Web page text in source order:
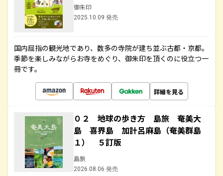
御朱印
2025.10.09 発売
国内屈指の観光地であり、数多の寺院が建ち並ぶ古都・京都。
季節を楽しみながらお寺をめぐり、御朱印を頂くのに役立つ一
冊です。
詳細を見る
０２ 地球の歩き方 島旅 奄美大
島 喜界島 加計呂麻島（奄美群島
１） ５訂版
島旅
2026.08.06 発売